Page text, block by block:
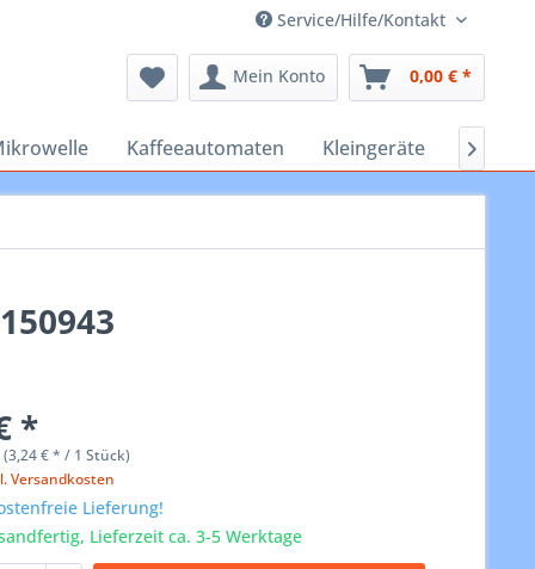
Service/Hilfe/Kontakt
Mein Konto 0,00 € *
Kaffeeautomaten Kleingeräte 
*
€ * / 1 Stück)
Versandkosten
Lieferung!
Lieferzeit ca. 3-5 Werktage